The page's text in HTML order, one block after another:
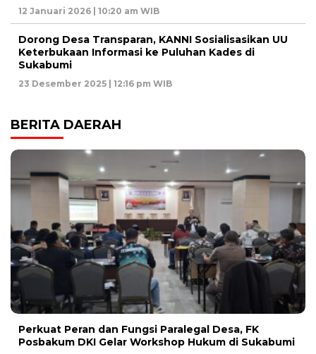
12 Januari 2026 | 10:20 am WIB
Dorong Desa Transparan, KANNI Sosialisasikan UU
Keterbukaan Informasi ke Puluhan Kades di
Sukabumi
23 Desember 2025 | 12:16 pm WIB
BERITA DAERAH
Perkuat Peran dan Fungsi Paralegal Desa, FK
Posbakum DKI Gelar Workshop Hukum di Sukabumi